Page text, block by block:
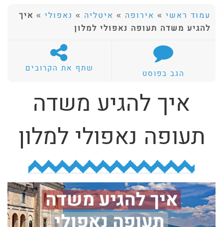
פ
ו
ש
עמוד ראשי » אירופה » איטליה » נאפולי » איך
להגיע משדה תעופה נאפולי למלון
הגב בפוסט שתף את הקרובים
איך להגיע משדה
תעופה נאפולי למלון